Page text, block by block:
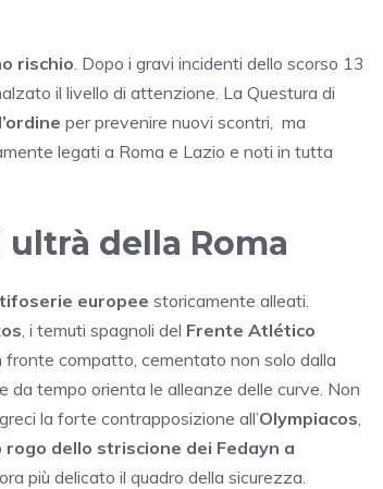
rischio . Dopo i gravi incidenti dello scorso 13
il livello di attenzione. La Questura di
per prevenire nuovi scontri, ma
legati a Roma e Lazio e noti in tutta
della Roma
europee storicamente alleati.
, i temuti spagnoli del Frente Atlético
fronte compatto, cementato non solo dalla
da tempo orienta le alleanze delle curve. Non
la forte contrapposizione all’Olympiacos
rogo dello striscione dei Fedayn a
più delicato il quadro della sicurezza.